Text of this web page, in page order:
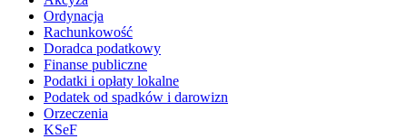
Ordynacja
Rachunkowość
Doradca podatkowy
Finanse publiczne
Podatki i opłaty lokalne
Podatek od spadków i darowizn
Orzeczenia
KSeF